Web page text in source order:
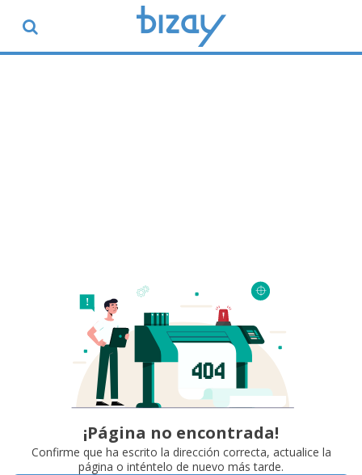
¡Página no encontrada!
Confirme que ha escrito la dirección correcta, actualice la
página o inténtelo de nuevo más tarde.